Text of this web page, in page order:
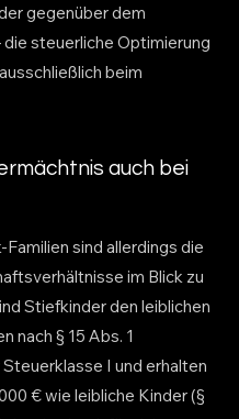
gegenüber dem
steuerliche Optimierung
beim
auch bei
sind allerdings die
im Blick zu
Stiefkinder den leiblichen
nach § 15 Abs. 1
I und erhalten
€ wie leibliche Kinder (§